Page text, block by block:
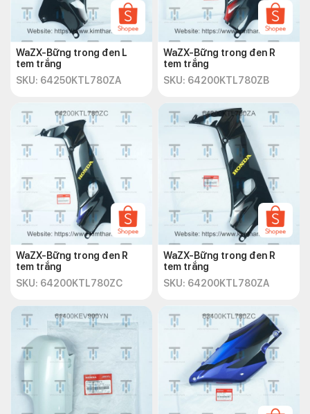
WaZX-Bững trong đen L
tem trắng
SKU: 64250KTL780ZA
WaZX-Bững trong đen R
tem trắng
SKU: 64200KTL780ZB
WaZX-Bững trong đen R
tem trắng
SKU: 64200KTL780ZC
WaZX-Bững trong đen R
tem trắng
SKU: 64200KTL780ZA